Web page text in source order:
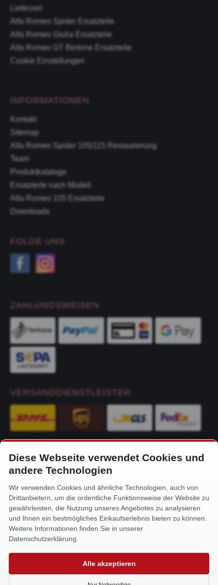
Lieferzeit
Alfa Romeo Spider Ersatzteile
Alfa Romeo Giulia Ersatzteile
Alfa Romeo GT Bertone Ersatzteile
Cookie Einstellungen
INFORMATIONEN
Kontakt
Sitemap
Alfa Romeo Spider 105/115 Restaurierung
Team
Produktkataloge
Ersatzteile nach Modell
Alfa Romeo 105 Ersatzteile
Downloads
FOLGE UNS
ZAHLUNGSWEISEN
VERSANDDIENSTLEISTER
KONTAKT
Alfa-Service Hurtienne GmbH
Siemensstr. 32
59199 Bönen
+49 (0) 2383 93640
info@alfa-service.com
Whatsapp (no voice calls):
Diese Webseite verwendet Cookies und
andere Technologien
Wir verwenden Cookies und ähnliche Technologien, auch von
Drittanbietern, um die ordentliche Funktionsweise der Website zu
gewährleisten, die Nutzung unseres Angebotes zu analysieren
und Ihnen ein bestmögliches Einkaufserlebnis bieten zu können.
Weitere Informationen finden Sie in unserer
Datenschutzerklärung.
Alle akzeptieren